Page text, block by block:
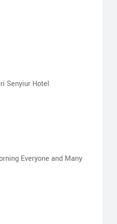
Senyiur Hotel
Everyone and Many